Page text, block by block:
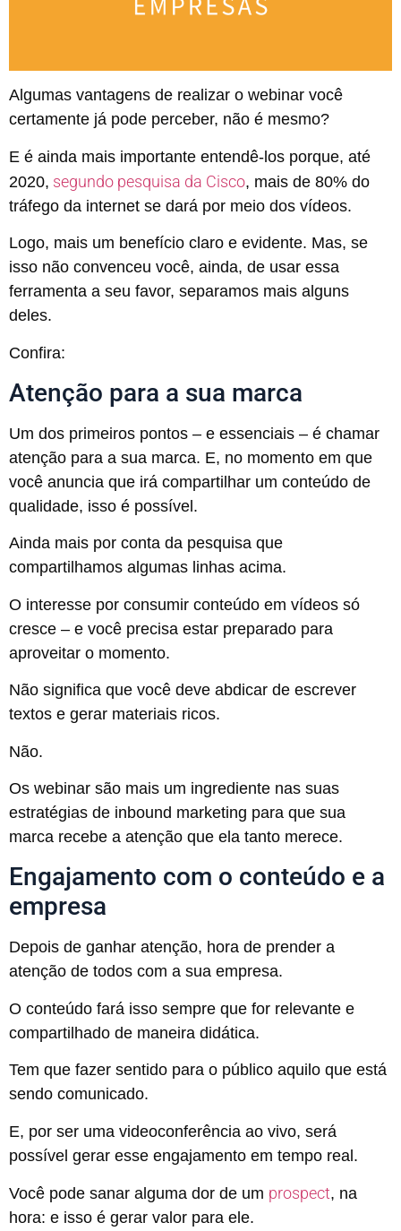
Algumas vantagens de realizar o webinar você
certamente já pode perceber, não é mesmo?
E é ainda mais importante entendê-los porque, até
2020, segundo pesquisa da Cisco, mais de 80% do
tráfego da internet se dará por meio dos vídeos.
Logo, mais um benefício claro e evidente. Mas, se
isso não convenceu você, ainda, de usar essa
ferramenta a seu favor, separamos mais alguns
deles.
Confira:
Atenção para a sua marca
Um dos primeiros pontos – e essenciais – é chamar
atenção para a sua marca. E, no momento em que
você anuncia que irá compartilhar um conteúdo de
qualidade, isso é possível.
Ainda mais por conta da pesquisa que
compartilhamos algumas linhas acima.
O interesse por consumir conteúdo em vídeos só
cresce – e você precisa estar preparado para
aproveitar o momento.
Não significa que você deve abdicar de escrever
textos e gerar materiais ricos.
Não.
Os webinar são mais um ingrediente nas suas
estratégias de inbound marketing para que sua
marca recebe a atenção que ela tanto merece.
Engajamento com o conteúdo e a
empresa
Depois de ganhar atenção, hora de prender a
atenção de todos com a sua empresa.
O conteúdo fará isso sempre que for relevante e
compartilhado de maneira didática.
Tem que fazer sentido para o público aquilo que está
sendo comunicado.
E, por ser uma videoconferência ao vivo, será
possível gerar esse engajamento em tempo real.
Você pode sanar alguma dor de um prospect, na
hora: e isso é gerar valor para ele.